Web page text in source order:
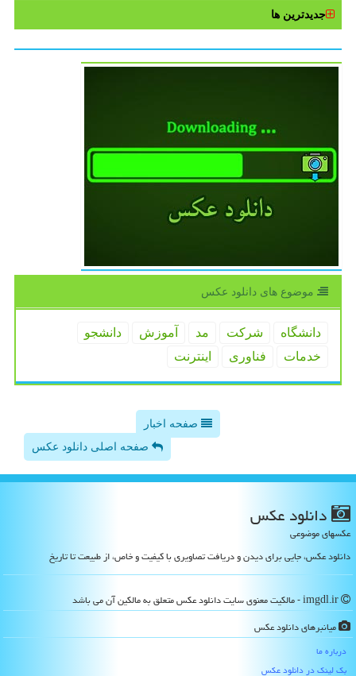
جدیدترین ها
موضوع های دانلود عكس
دانشگاه شركت مد آموزش
دانشجو
خدمات
فناوری اینترنت
صفحه اخبار
صفحه اصلی دانلود عکس
دانلود عكس
عکسهای موضوعی
دانلود عکس، جایی برای دیدن و دریافت تصاویری با کیفیت و خاص، از طبیعت تا تاریخ
میانبرهای دانلود عكس
درباره ما
بک لینک در دانلود عكس